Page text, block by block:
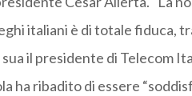
italiani è di totale fiduca,
sua il presidente di Telecom
ha ribadito di essere